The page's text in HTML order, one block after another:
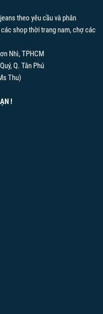
theo yêu cầu và phân
shop thời trang nam, chợ các
Nhì, TPHCM
Q. Tân Phú
Thu)
!